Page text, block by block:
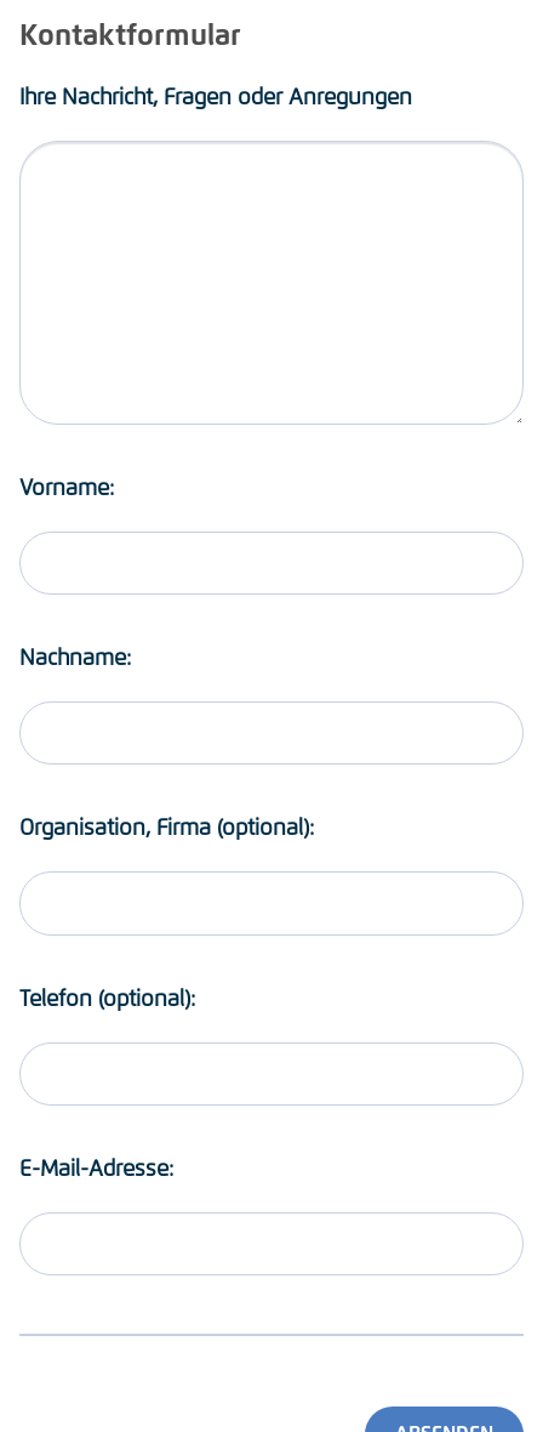
Kontaktformular
Ihre Nachricht, Fragen oder Anregungen
Vorname:
Nachname:
Organisation, Firma (optional):
Telefon (optional):
E-Mail-Adresse: